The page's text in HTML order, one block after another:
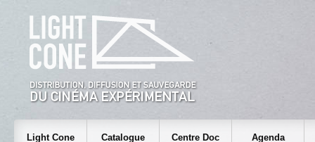
Light Cone Catalogue Centre Doc Agenda